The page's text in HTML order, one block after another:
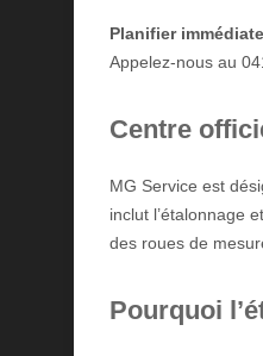
Planifier
Appelez-nous au
Centre
MG Service est
inclut l’étalonnage
des roues de
Pourquoi